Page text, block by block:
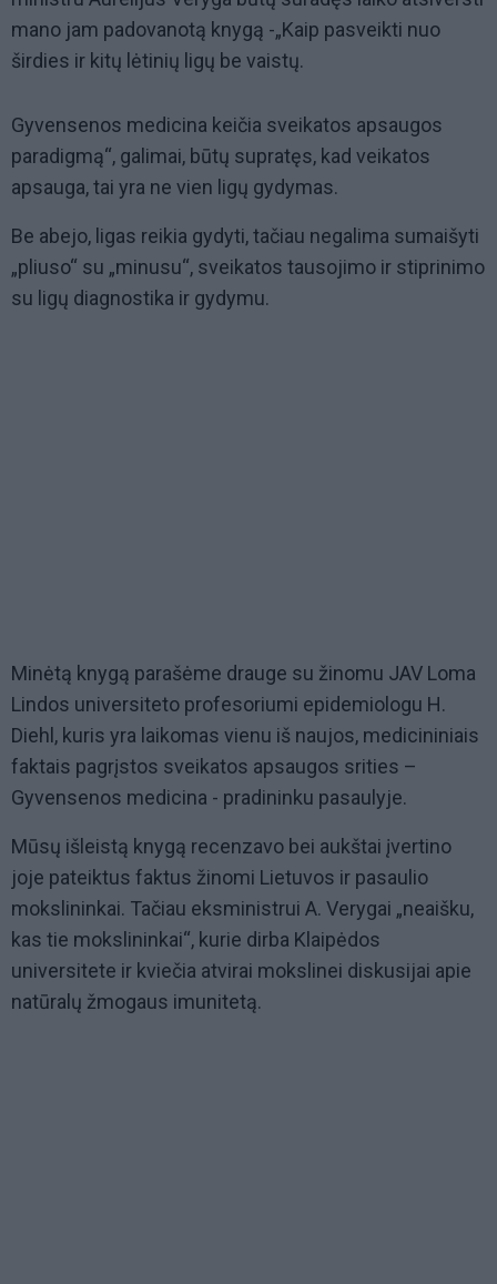
mano jam padovanotą knygą -„Kaip pasveikti nuo
širdies ir kitų lėtinių ligų be vaistų.
Gyvensenos medicina keičia sveikatos apsaugos
paradigmą“, galimai, būtų supratęs, kad veikatos
apsauga, tai yra ne vien ligų gydymas.
Be abejo, ligas reikia gydyti, tačiau negalima sumaišyti
„pliuso“ su „minusu“, sveikatos tausojimo ir stiprinimo
su ligų diagnostika ir gydymu.
Minėtą knygą parašėme drauge su žinomu JAV Loma
Lindos universiteto profesoriumi epidemiologu H.
Diehl, kuris yra laikomas vienu iš naujos, medicininiais
faktais pagrįstos sveikatos apsaugos srities –
Gyvensenos medicina - pradininku pasaulyje.
Mūsų išleistą knygą recenzavo bei aukštai įvertino
joje pateiktus faktus žinomi Lietuvos ir pasaulio
mokslininkai. Tačiau eksministrui A. Verygai „neaišku,
kas tie mokslininkai“, kurie dirba Klaipėdos
universitete ir kviečia atvirai mokslinei diskusijai apie
natūralų žmogaus imunitetą.